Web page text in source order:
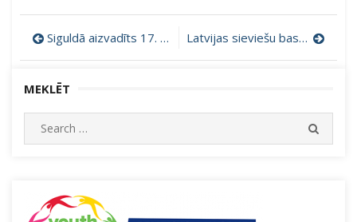
Ziņu
izvēlne
Siguldā aizvadīts 17. starptautiskais džudo turnīrs “Sigulda 2026” Latvijas sieviešu basketbola līgas -2. divīzija: kauss pirmo reizi dodas uz Jūrmalu
MEKLĒT
Search
for: